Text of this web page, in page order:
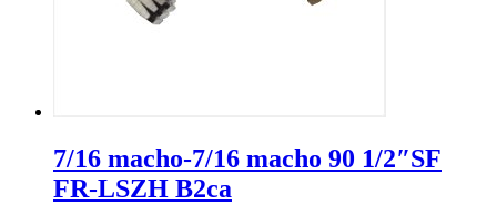
7/16 macho-7/16 macho 90 1/2″SF
FR-LSZH B2ca